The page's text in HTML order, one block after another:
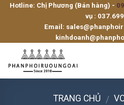
SkipHotline: Chị Phương (Bán hàng) -
vụ :
Email:
TRANG CHỦ /